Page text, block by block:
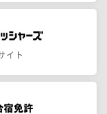
イト